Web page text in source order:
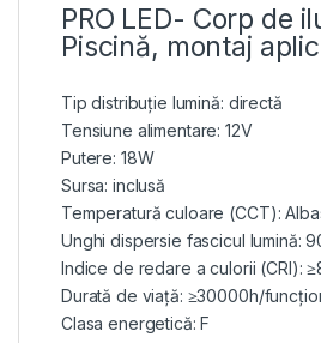
PRO LED- Corp de
Piscină, montaj
Tip distribuție lumină: directă
Tensiune alimentare: 12V
Putere: 18W
Sursa: inclusă
Temperatură culoare (CCT):
Unghi dispersie fascicul lumină:
Indice de redare a culorii (CRI):
Durată de viață: ≥30000h/
Clasa energetică: F